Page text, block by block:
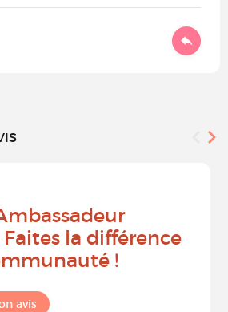
Faites la différence
!
avis